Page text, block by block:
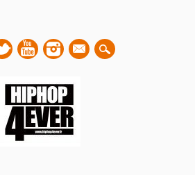
mail